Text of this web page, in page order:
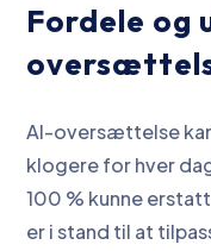
Fordele og
AI-oversættelse
klogere for hver
100 % kunne
er i stand til at